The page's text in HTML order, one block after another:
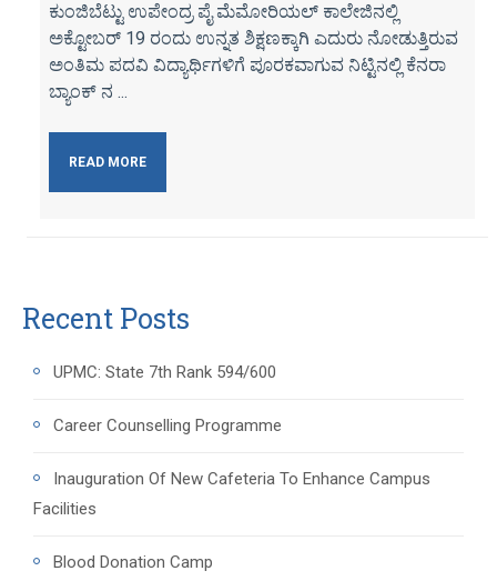
ಕುಂಜಿಬೆಟ್ಟು ಉಪೇಂದ್ರ ಪೈ ಮೆಮೋರಿಯಲ್ ಕಾಲೇಜಿನಲ್ಲಿ
ಅಕ್ಟೋಬರ್ 19 ರಂದು ಉನ್ನತ ಶಿಕ್ಷಣಕ್ಕಾಗಿ ಎದುರು ನೋಡುತ್ತಿರುವ
ಅಂತಿಮ ಪದವಿ ವಿದ್ಯಾರ್ಥಿಗಳಿಗೆ ಪೂರಕವಾಗುವ ನಿಟ್ಟಿನಲ್ಲಿ ಕೆನರಾ
ಬ್ಯಾಂಕ್ ನ ...
READ MORE
Recent Posts
UPMC: State 7th Rank 594/600
Career Counselling Programme
Inauguration Of New Cafeteria To Enhance Campus
Facilities
Blood Donation Camp